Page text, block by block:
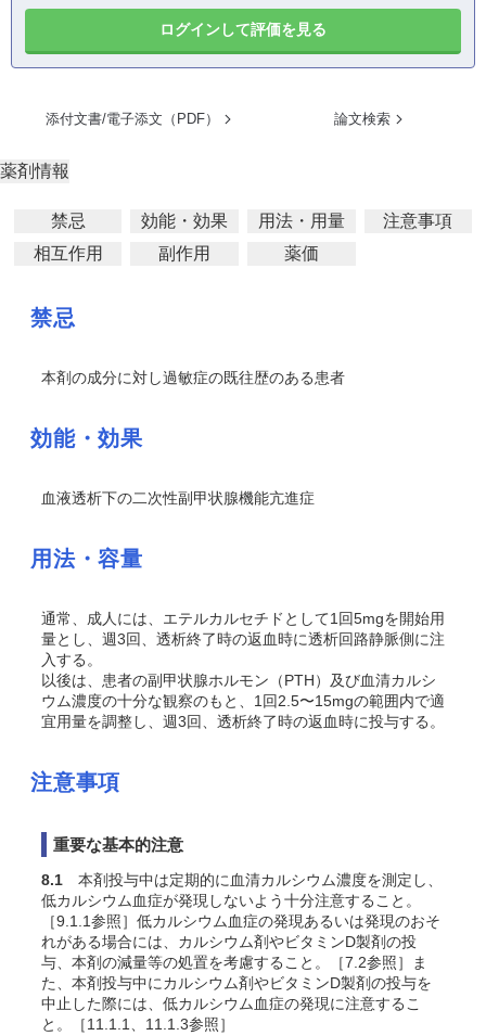
ログインして評価を見る
添付文書/電子添文（PDF） 論文検索
薬剤情報
禁忌 効能・効果 用法・用量
注意事項
相互作用
副作用 薬価
禁忌
本剤の成分に対し過敏症の既往歴のある患者
効能・効果
血液透析下の二次性副甲状腺機能亢進症
用法・容量
通常、成人には、エテルカルセチドとして1回5mgを開始用
量とし、週3回、透析終了時の返血時に透析回路静脈側に注
入する。
以後は、患者の副甲状腺ホルモン（PTH）及び血清カルシ
ウム濃度の十分な観察のもと、1回2.5〜15mgの範囲内で適
宜用量を調整し、週3回、透析終了時の返血時に投与する。
注意事項
重要な基本的注意
8.1 本剤投与中は定期的に血清カルシウム濃度を測定し、
低カルシウム血症が発現しないよう十分注意すること。
［9.1.1参照］低カルシウム血症の発現あるいは発現のおそ
れがある場合には、カルシウム剤やビタミンD製剤の投
与、本剤の減量等の処置を考慮すること。［7.2参照］ま
た、本剤投与中にカルシウム剤やビタミンD製剤の投与を
中止した際には、低カルシウム血症の発現に注意するこ
と。［11.1.1、11.1.3参照］